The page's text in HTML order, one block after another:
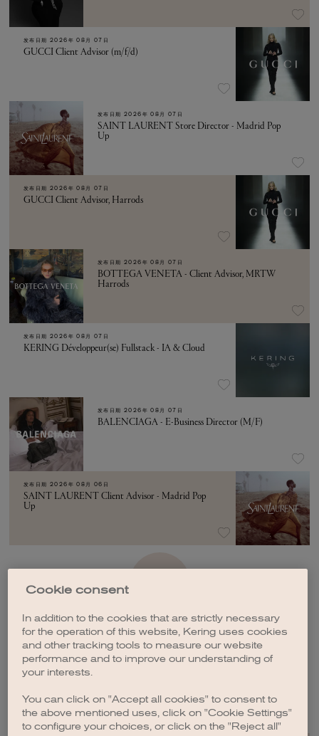
发布日期 2026年 08月 07日
GUCCI Client Advisor (m/f/d)
发布日期 2026年 08月 07日
SAINT LAURENT Store Director - Madrid Pop
Up
发布日期 2026年 08月 07日
GUCCI Client Advisor, Harrods
发布日期 2026年 08月 07日
BOTTEGA VENETA - Client Advisor, MRTW
Harrods
发布日期 2026年 08月 07日
KERING Développeur(se) Fullstack - IA & Cloud
发布日期 2026年 08月 07日
BALENCIAGA - E-Business Director (M/F)
发布日期 2026年 08月 06日
SAINT LAURENT Client Advisor - Madrid Pop
Up
Cookie consent
In addition to the cookies that are strictly necessary
for the operation of this website, Kering uses cookies
and other tracking tools to measure our website
performance and to improve our understanding of
your interests.
You can click on "Accept all cookies" to consent to
the above mentioned uses, click on "Cookie Settings"
to configure your choices, or click on the "Reject all"